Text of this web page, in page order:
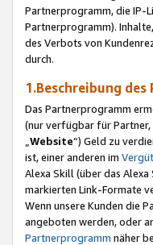
Partnerprogramm, die IP-
Partnerprogramm).
des Verbots von
durch.
1.Beschreibung
Das Partnerprogramm
(nur verfügbar für Partner,
Website“) Geld zu
ist, einer anderen im
Alexa Skill (über das
markierten Link-Formate
Wenn unsere Kunden die
angeboten werden, oder
Partnerprogramm näher